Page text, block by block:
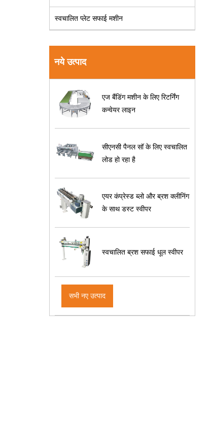
स्वचालित प्लेट सफाई मशीन
नये उत्पाद
एज बैंडिंग मशीन के लिए रिटर्निंग
कन्वेयर लाइन
सीएनसी पैनल सॉ के लिए स्वचालित
लोड हो रहा है
एयर कंप्रेस्ड ब्लो और ब्रश क्लीनिंग
के साथ डस्ट स्वीपर
स्वचालित ब्रश सफाई धूल स्वीपर
सभी नए उत्पाद